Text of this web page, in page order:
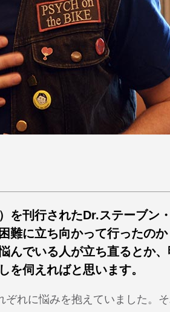
を刊行されたDr.ステーブン
難に立ち向かって行ったの
んでいる人が立ち直るとか
を伺えればと思います。
れに悩みを抱えていました。そ